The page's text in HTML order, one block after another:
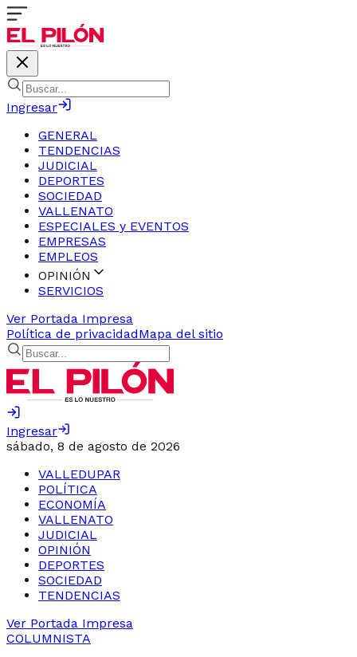
Ingresar
GENERAL
TENDENCIAS
JUDICIAL
DEPORTES
SOCIEDAD
VALLENATO
ESPECIALES y EVENTOS
EMPRESAS
EMPLEOS
OPINIÓN
SERVICIOS
Ver Portada Impresa
Política de privacidadMapa del sitio
Ingresar
sábado, 8 de agosto de 2026
VALLEDUPAR
POLÍTICA
ECONOMÍA
VALLENATO
JUDICIAL
OPINIÓN
DEPORTES
SOCIEDAD
TENDENCIAS
Ver Portada Impresa
COLUMNISTA